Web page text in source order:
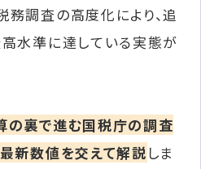
調査の高度化により、追
水準に達している実態が
の裏で進む国税庁の調査
新数値を交えて解説 しま